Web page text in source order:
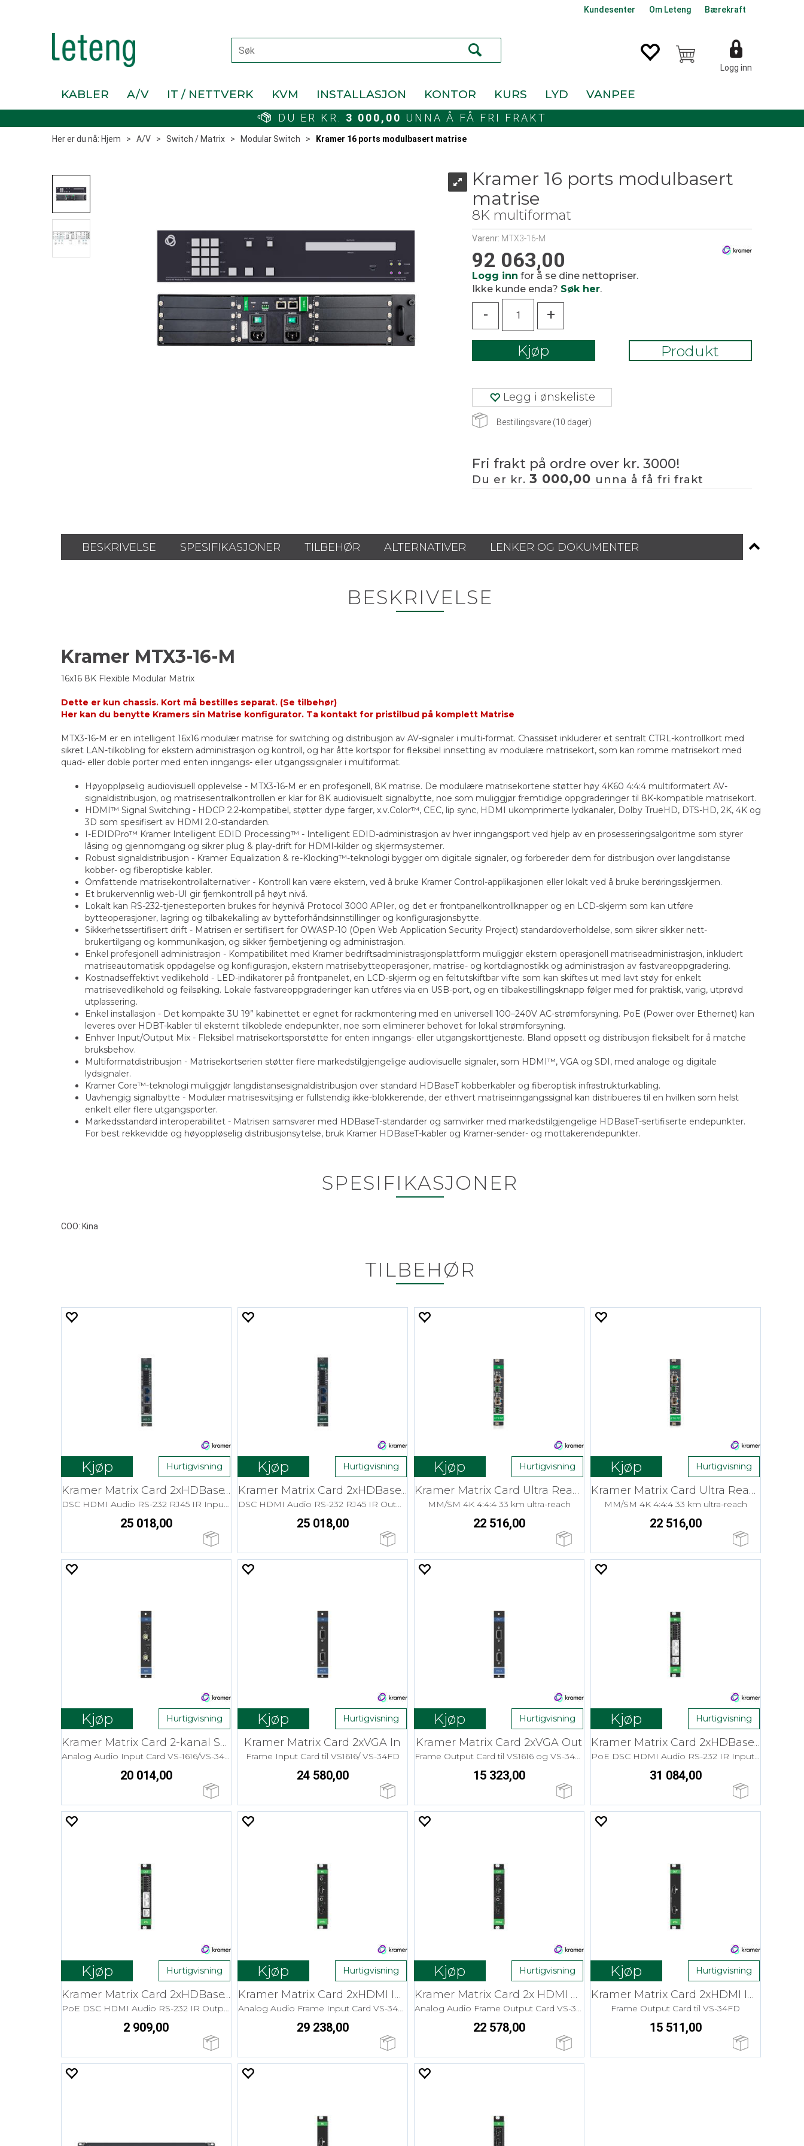
Kundesenter Om Leteng Bærekraft
Logg inn
KABLER A/V IT / NETTVERK KVM INSTALLASJON KONTOR KURS LYD VANPEE
DU ER KR. 3 000,00 UNNA Å FÅ FRI FRAKT
Her er du nå: Hjem > A/V > Switch / Matrix > Modular Switch > Kramer 16 ports modulbasert matrise
Kramer 16 ports modulbasert
matrise
8K multiformat
Varenr: MTX3-16-M
92 063,00
Logg inn for å se dine nettopriser.
Ikke kunde enda? Søk her.
- +
Kjøp Produkt
Legg i ønskeliste
Bestillingsvare (10 dager)
Fri frakt på ordre over kr. 3000!
Du er kr. 3 000,00 unna å få fri frakt
BESKRIVELSE SPESIFIKASJONER TILBEHØR ALTERNATIVER LENKER OG DOKUMENTER
BESKRIVELSE
Kramer MTX3-16-M
16x16 8K Flexible Modular Matrix
Dette er kun chassis. Kort må bestilles separat. (Se tilbehør)
Her kan du benytte Kramers sin Matrise konfigurator. Ta kontakt for pristilbud på komplett Matrise
MTX3-16-M er en intelligent 16x16 modulær matrise for switching og distribusjon av AV-signaler i multi-format. Chassiset inkluderer et sentralt CTRL-kontrollkort med
sikret LAN-tilkobling for ekstern administrasjon og kontroll, og har åtte kortspor for fleksibel innsetting av modulære matrisekort, som kan romme matrisekort med
quad- eller doble porter med enten inngangs- eller utgangssignaler i multiformat.
Høyoppløselig audiovisuell opplevelse - MTX3-16-M er en profesjonell, 8K matrise. De modulære matrisekortene støtter høy 4K60 4:4:4 multiformatert AV-
signaldistribusjon, og matrisesentralkontrollen er klar for 8K audiovisuelt signalbytte, noe som muliggjør fremtidige oppgraderinger til 8K-kompatible matrisekort.
HDMI™ Signal Switching - HDCP 2.2-kompatibel, støtter dype farger, x.v.Color™, CEC, lip sync, HDMI ukomprimerte lydkanaler, Dolby TrueHD, DTS-HD, 2K, 4K og
3D som spesifisert av HDMI 2.0-standarden.
I-EDIDPro™ Kramer Intelligent EDID Processing™ - Intelligent EDID-administrasjon av hver inngangsport ved hjelp av en prosesseringsalgoritme som styrer
låsing og gjennomgang og sikrer plug & play-drift for HDMI-kilder og skjermsystemer.
Robust signaldistribusjon - Kramer Equalization & re-Klocking™-teknologi bygger om digitale signaler, og forbereder dem for distribusjon over langdistanse
kobber- og fiberoptiske kabler.
Omfattende matrisekontrollalternativer - Kontroll kan være ekstern, ved å bruke Kramer Control-applikasjonen eller lokalt ved å bruke berøringsskjermen.
Et brukervennlig web-UI gir fjernkontroll på høyt nivå.
Lokalt kan RS-232-tjenesteporten brukes for høynivå Protocol 3000 APIer, og det er frontpanelkontrollknapper og en LCD-skjerm som kan utføre
bytteoperasjoner, lagring og tilbakekalling av bytteforhåndsinnstillinger og konfigurasjonsbytte.
Sikkerhetssertifisert drift - Matrisen er sertifisert for OWASP-10 (Open Web Application Security Project) standardoverholdelse, som sikrer sikker nett-
brukertilgang og kommunikasjon, og sikker fjernbetjening og administrasjon.
Enkel profesjonell administrasjon - Kompatibilitet med Kramer bedriftsadministrasjonsplattform muliggjør ekstern operasjonell matriseadministrasjon, inkludert
matriseautomatisk oppdagelse og konfigurasjon, ekstern matrisebytteoperasjoner, matrise- og kortdiagnostikk og administrasjon av fastvareoppgradering.
Kostnadseffektivt vedlikehold - LED-indikatorer på frontpanelet, en LCD-skjerm og en feltutskiftbar vifte som kan skiftes ut med lavt støy for enkelt
matrisevedlikehold og feilsøking. Lokale fastvareoppgraderinger kan utføres via en USB-port, og en tilbakestillingsknapp følger med for praktisk, varig, utprøvd
utplassering.
Enkel installasjon - Det kompakte 3U 19” kabinettet er egnet for rackmontering med en universell 100–240V AC-strømforsyning. PoE (Power over Ethernet) kan
leveres over HDBT-kabler til eksternt tilkoblede endepunkter, noe som eliminerer behovet for lokal strømforsyning.
Enhver Input/Output Mix - Fleksibel matrisekortsporstøtte for enten inngangs- eller utgangskorttjeneste. Bland oppsett og distribusjon fleksibelt for å matche
bruksbehov.
Multiformatdistribusjon - Matrisekortserien støtter flere markedstilgjengelige audiovisuelle signaler, som HDMI™, VGA og SDI, med analoge og digitale
lydsignaler.
Kramer Core™-teknologi muliggjør langdistansesignaldistribusjon over standard HDBaseT kobberkabler og fiberoptisk infrastrukturkabling.
Uavhengig signalbytte - Modulær matrisesvitsjing er fullstendig ikke-blokkerende, der ethvert matriseinngangssignal kan distribueres til en hvilken som helst
enkelt eller flere utgangsporter.
Markedsstandard interoperabilitet - Matrisen samsvarer med HDBaseT-standarder og samvirker med markedstilgjengelige HDBaseT-sertifiserte endepunkter.
For best rekkevidde og høyoppløselig distribusjonsytelse, bruk Kramer HDBaseT-kabler og Kramer-sender- og mottakerendepunkter.
SPESIFIKASJONER
COO: Kina
TILBEHØR
Kjøp Hurtigvisning
Kramer Matrix Card 2xHDBaseT In 4K HDR
DSC HDMI Audio RS-232 RJ45 IR Input Card
25 018,00
Kjøp Hurtigvisning
Kramer Matrix Card 2xHDBaseT Ut 4K HDR
DSC HDMI Audio RS-232 RJ45 IR Outp. Card
25 018,00
Kjøp Hurtigvisning
Kramer Matrix Card Ultra Reach Fiber In
MM/SM 4K 4:4:4 33 km ultra-reach
22 516,00
Kjøp Hurtigvisning
Kramer Matrix Card Ultra Reach Fiber Out
MM/SM 4K 4:4:4 33 km ultra-reach
22 516,00
Kjøp Hurtigvisning
Kramer Matrix Card 2-kanal SDI
Analog Audio Input Card VS-1616/VS-34FD
20 014,00
Kjøp Hurtigvisning
Kramer Matrix Card 2xVGA In
Frame Input Card til VS1616/ VS-34FD
24 580,00
Kjøp Hurtigvisning
Kramer Matrix Card 2xVGA Out
Frame Output Card til VS1616 og VS-34FD
15 323,00
Kjøp Hurtigvisning
Kramer Matrix Card 2xHDBaseT In 4K HDR
PoE DSC HDMI Audio RS-232 IR Input Card
31 084,00
Kjøp Hurtigvisning
Kramer Matrix Card 2xHDBaseT Ut 4K HDR
PoE DSC HDMI Audio RS-232 IR Outp. Card
2 909,00
Kjøp Hurtigvisning
Kramer Matrix Card 2xHDMI In 4K HDR
Analog Audio Frame Input Card VS-34FD
29 238,00
Kjøp Hurtigvisning
Kramer Matrix Card 2x HDMI Out 4K HDR
Analog Audio Frame Output Card VS-34FD
22 578,00
Kjøp Hurtigvisning
Kramer Matrix Card 2xHDMI In 4K HDR
Frame Output Card til VS-34FD
15 511,00